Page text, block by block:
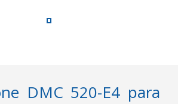
DMC 520-E4 para